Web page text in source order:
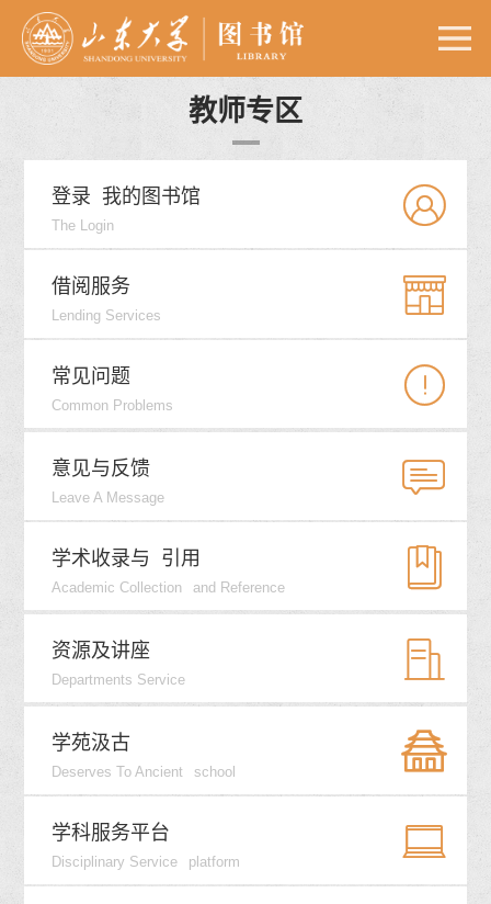
教师专区
登录 我的图书馆
The Login 
借阅服务
Lending Services 
常见问题
Common Problems 
意见与反馈
Leave A Message 
学术收录与 引用
Academic Collection And Reference 
资源及讲座
Departments Service 
学苑汲古
Deserves To Ancient School 
学科服务平台
Disciplinary Service Platform 